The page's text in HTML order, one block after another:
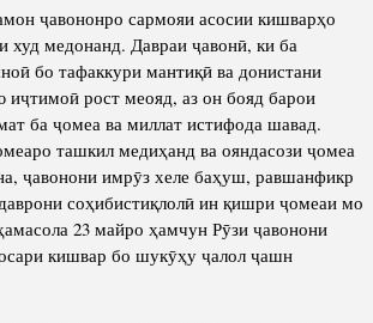
ҷавононро сармояи асосии кишварҳо
медонанд. Давраи ҷавонӣ, ки ба
бо тафаккури мантиқӣ ва донистани
иҷтимоӣ рост меояд, аз он бояд барои
ба ҷомеа ва миллат истифода шавад.
ташкил медиҳанд ва ояндасози ҷомеа
ҷавонони имрӯз хеле баҳуш, равшанфикр
соҳибистиқлолӣ ин қишри ҷомеаи мо
23 майро ҳамчун Рӯзи ҷавонони
кишвар бо шукӯҳу ҷалол ҷашн